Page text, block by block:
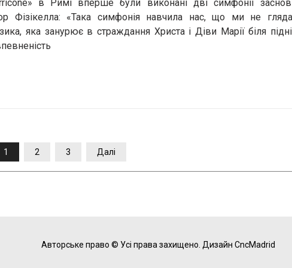
в Римі вперше були виконані дві симфонії
Фізікелла: «Така симфонія навчила нас, що ми не
яка занурює в страждання Христа і Діви Марії біля
1 2 3 Далі
Авторське право © Усі права захищено. Дизайн CncMadrid